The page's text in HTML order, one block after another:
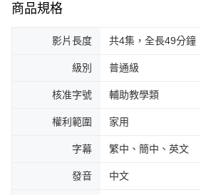
商品規格
影片長度 共4集，全長49分鐘
級別 普通級
核准字號 輔助教學類
權利範圍 家用
字幕 繁中、簡中、英文
發音 中文